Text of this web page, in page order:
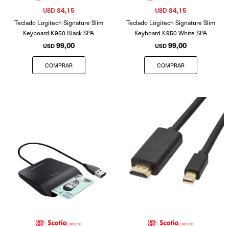
Teclado Logitech Signature Slim
Keyboard K950 Black SPA
USD 99,00
USD 84,15
Teclado Logitech Signature Slim
Keyboard K950 White SPA
USD 99,00
USD 84,15